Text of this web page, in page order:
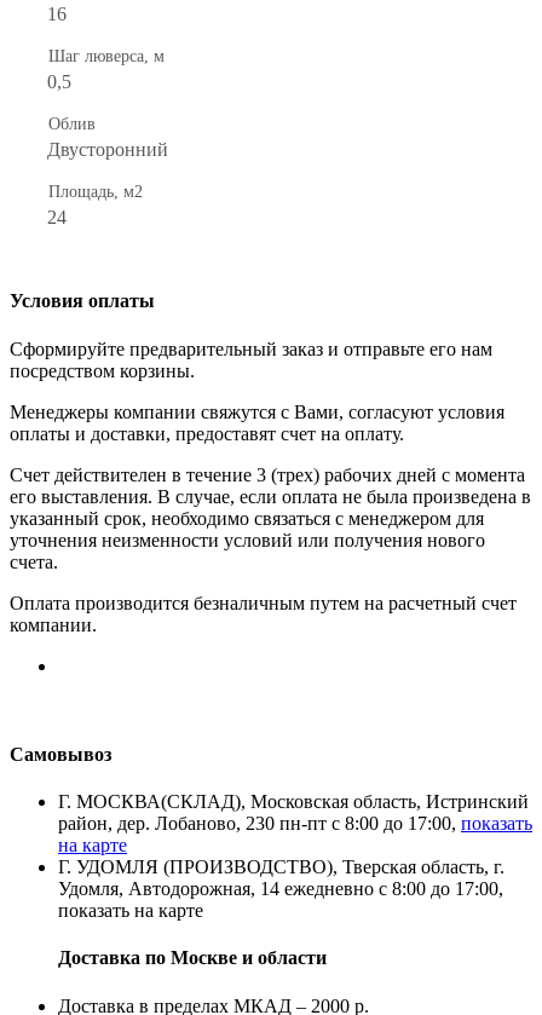
16
Шаг люверса, м
0,5
Облив
Двусторонний
Площадь, м2
24
Условия оплаты
Сформируйте предварительный заказ и отправьте его нам
посредством корзины.
Менеджеры компании свяжутся с Вами, согласуют условия
оплаты и доставки, предоставят счет на оплату.
Счет действителен в течение 3 (трех) рабочих дней с момента
его выставления. В случае, если оплата не была произведена в
указанный срок, необходимо связаться с менеджером для
уточнения неизменности условий или получения нового
счета.
Оплата производится безналичным путем на расчетный счет
компании.
Самовывоз
Г. МОСКВА(СКЛАД), Московская область, Истринский
район, дер. Лобаново, 230 пн-пт с 8:00 до 17:00, показать
на карте
Г. УДОМЛЯ (ПРОИЗВОДСТВО), Тверская область, г.
Удомля, Автодорожная, 14 ежедневно с 8:00 до 17:00,
показать на карте
Доставка по Москве и области
Доставка в пределах МКАД – 2000 р.